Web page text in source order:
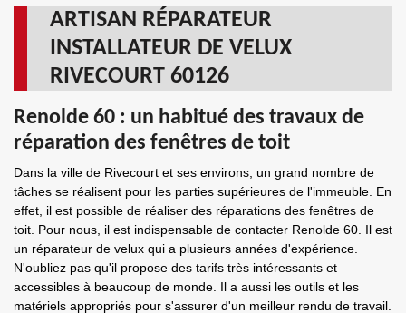
ARTISAN RÉPARATEUR
INSTALLATEUR DE VELUX
RIVECOURT 60126
Renolde 60 : un habitué des travaux de
réparation des fenêtres de toit
Dans la ville de Rivecourt et ses environs, un grand nombre de
tâches se réalisent pour les parties supérieures de l'immeuble. En
effet, il est possible de réaliser des réparations des fenêtres de
toit. Pour nous, il est indispensable de contacter Renolde 60. Il est
un réparateur de velux qui a plusieurs années d'expérience.
N'oubliez pas qu'il propose des tarifs très intéressants et
accessibles à beaucoup de monde. Il a aussi les outils et les
matériels appropriés pour s'assurer d'un meilleur rendu de travail.